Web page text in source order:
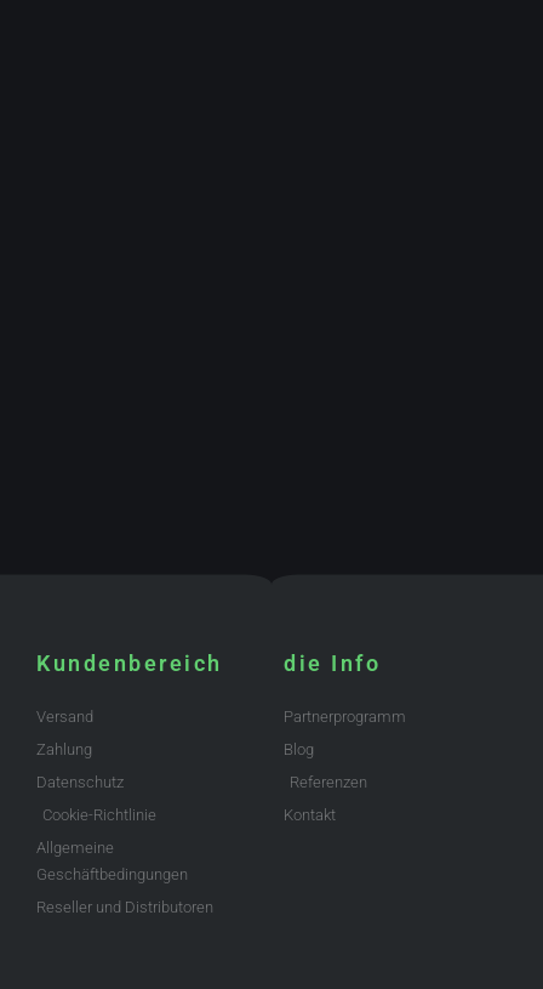
Kundenbereich
Versand
Zahlung
Datenschutz
Cookie-Richtlinie
Allgemeine
Geschäftbedingungen
Reseller und Distributoren
die Info
Partnerprogramm
Blog
Referenzen
Kontakt